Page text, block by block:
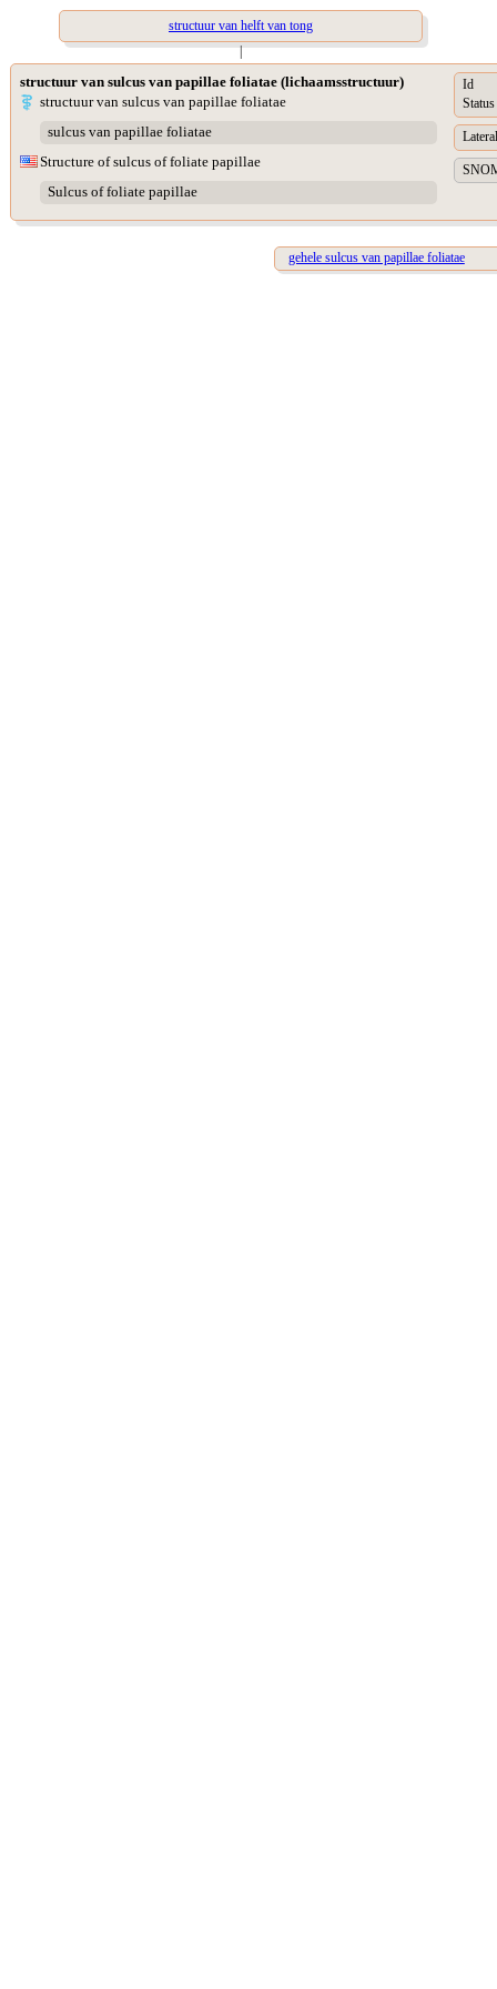
structuur van helft van tong
|
structuur van sulcus van papillae foliatae (lichaamsstructuur)
structuur van sulcus van papillae foliatae
sulcus van papillae foliatae
Structure of sulcus of foliate papillae
Sulcus of foliate papillae
Id
Status
gehele sulcus van papillae foliatae